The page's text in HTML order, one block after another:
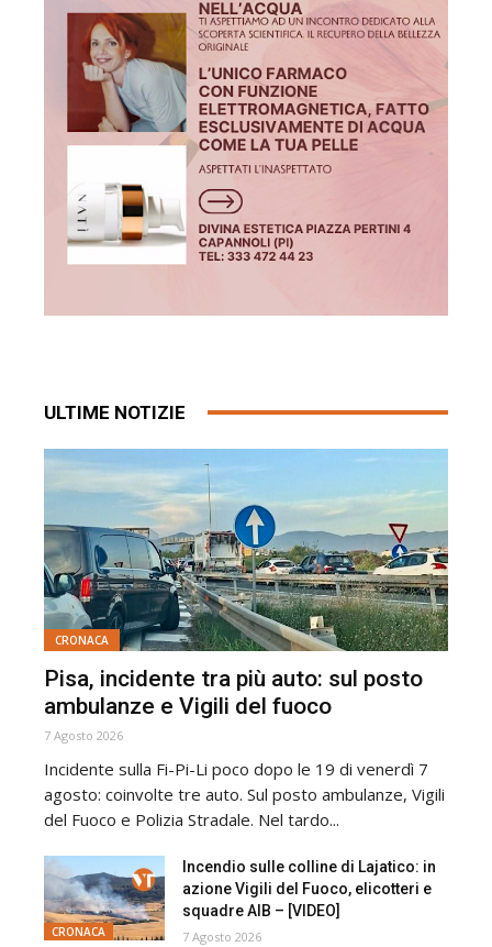
ULTIME NOTIZIE
CRONACA
Pisa, incidente tra più auto: sul posto
ambulanze e Vigili del fuoco
7 Agosto 2026
Incidente sulla Fi-Pi-Li poco dopo le 19 di venerdì 7
agosto: coinvolte tre auto. Sul posto ambulanze, Vigili
del Fuoco e Polizia Stradale. Nel tardo...
CRONACA
Incendio sulle colline di Lajatico: in
azione Vigili del Fuoco, elicotteri e
squadre AIB – [VIDEO]
7 Agosto 2026